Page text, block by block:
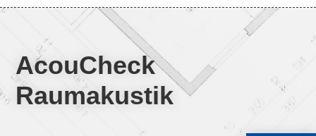
AcouCheck
Raumakustik